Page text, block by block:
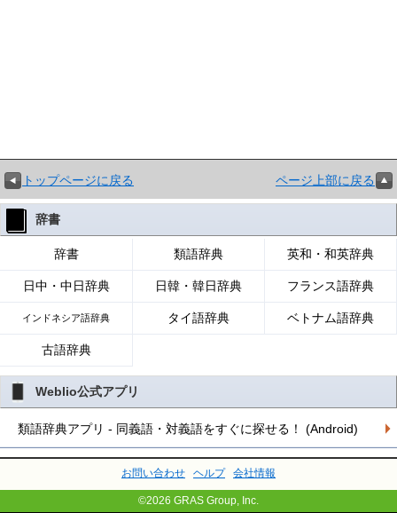
トップページに戻る ページ上部に戻る
辞書
辞書 類語辞典 英和・和英辞典
日中・中日辞典 日韓・韓日辞典 フランス語辞典
インドネシア語辞典 タイ語辞典 ベトナム語辞典
古語辞典
Weblio公式アプリ
類語辞典アプリ - 同義語・対義語をすぐに探せる！ (Android)
お問い合わせ ヘルプ 会社情報
©2026 GRAS Group, Inc.